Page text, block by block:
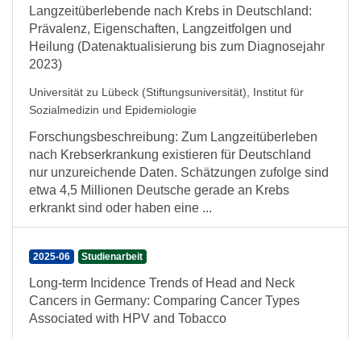
Langzeitüberlebende nach Krebs in Deutschland:
Prävalenz, Eigenschaften, Langzeitfolgen und
Heilung (Datenaktualisierung bis zum Diagnosejahr
2023)
Universität zu Lübeck (Stiftungsuniversität), Institut für
Sozialmedizin und Epidemiologie
Forschungsbeschreibung: Zum Langzeitüberleben
nach Krebserkrankung existieren für Deutschland
nur unzureichende Daten. Schätzungen zufolge sind
etwa 4,5 Millionen Deutsche gerade an Krebs
erkrankt sind oder haben eine ...
2025-06 Studienarbeit
Long-term Incidence Trends of Head and Neck
Cancers in Germany: Comparing Cancer Types
Associated with HPV and Tobacco